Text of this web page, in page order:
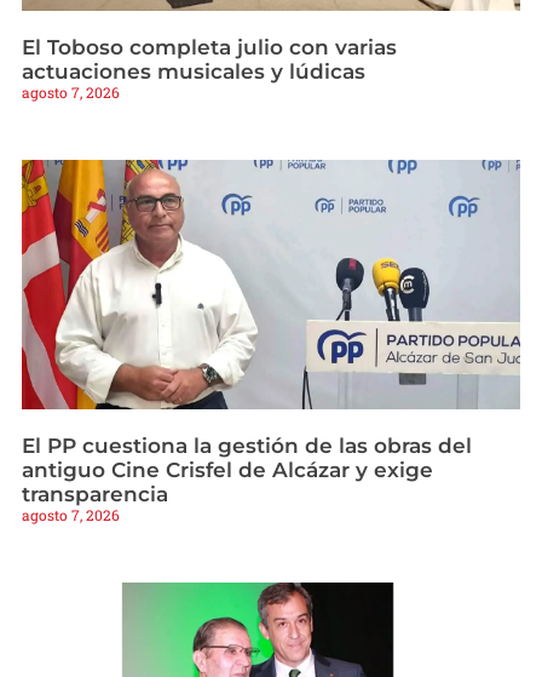
El Toboso completa julio con varias
actuaciones musicales y lúdicas
agosto 7, 2026
El PP cuestiona la gestión de las obras del
antiguo Cine Crisfel de Alcázar y exige
transparencia
agosto 7, 2026